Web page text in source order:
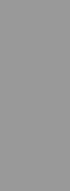
합하며 제주 렌
차종입니다.
이 선택되며 가격
행, 장거리 이동
것이 좋습니다.
가족 여행에 적
합니다.
비교해야
에 따라 실제 부